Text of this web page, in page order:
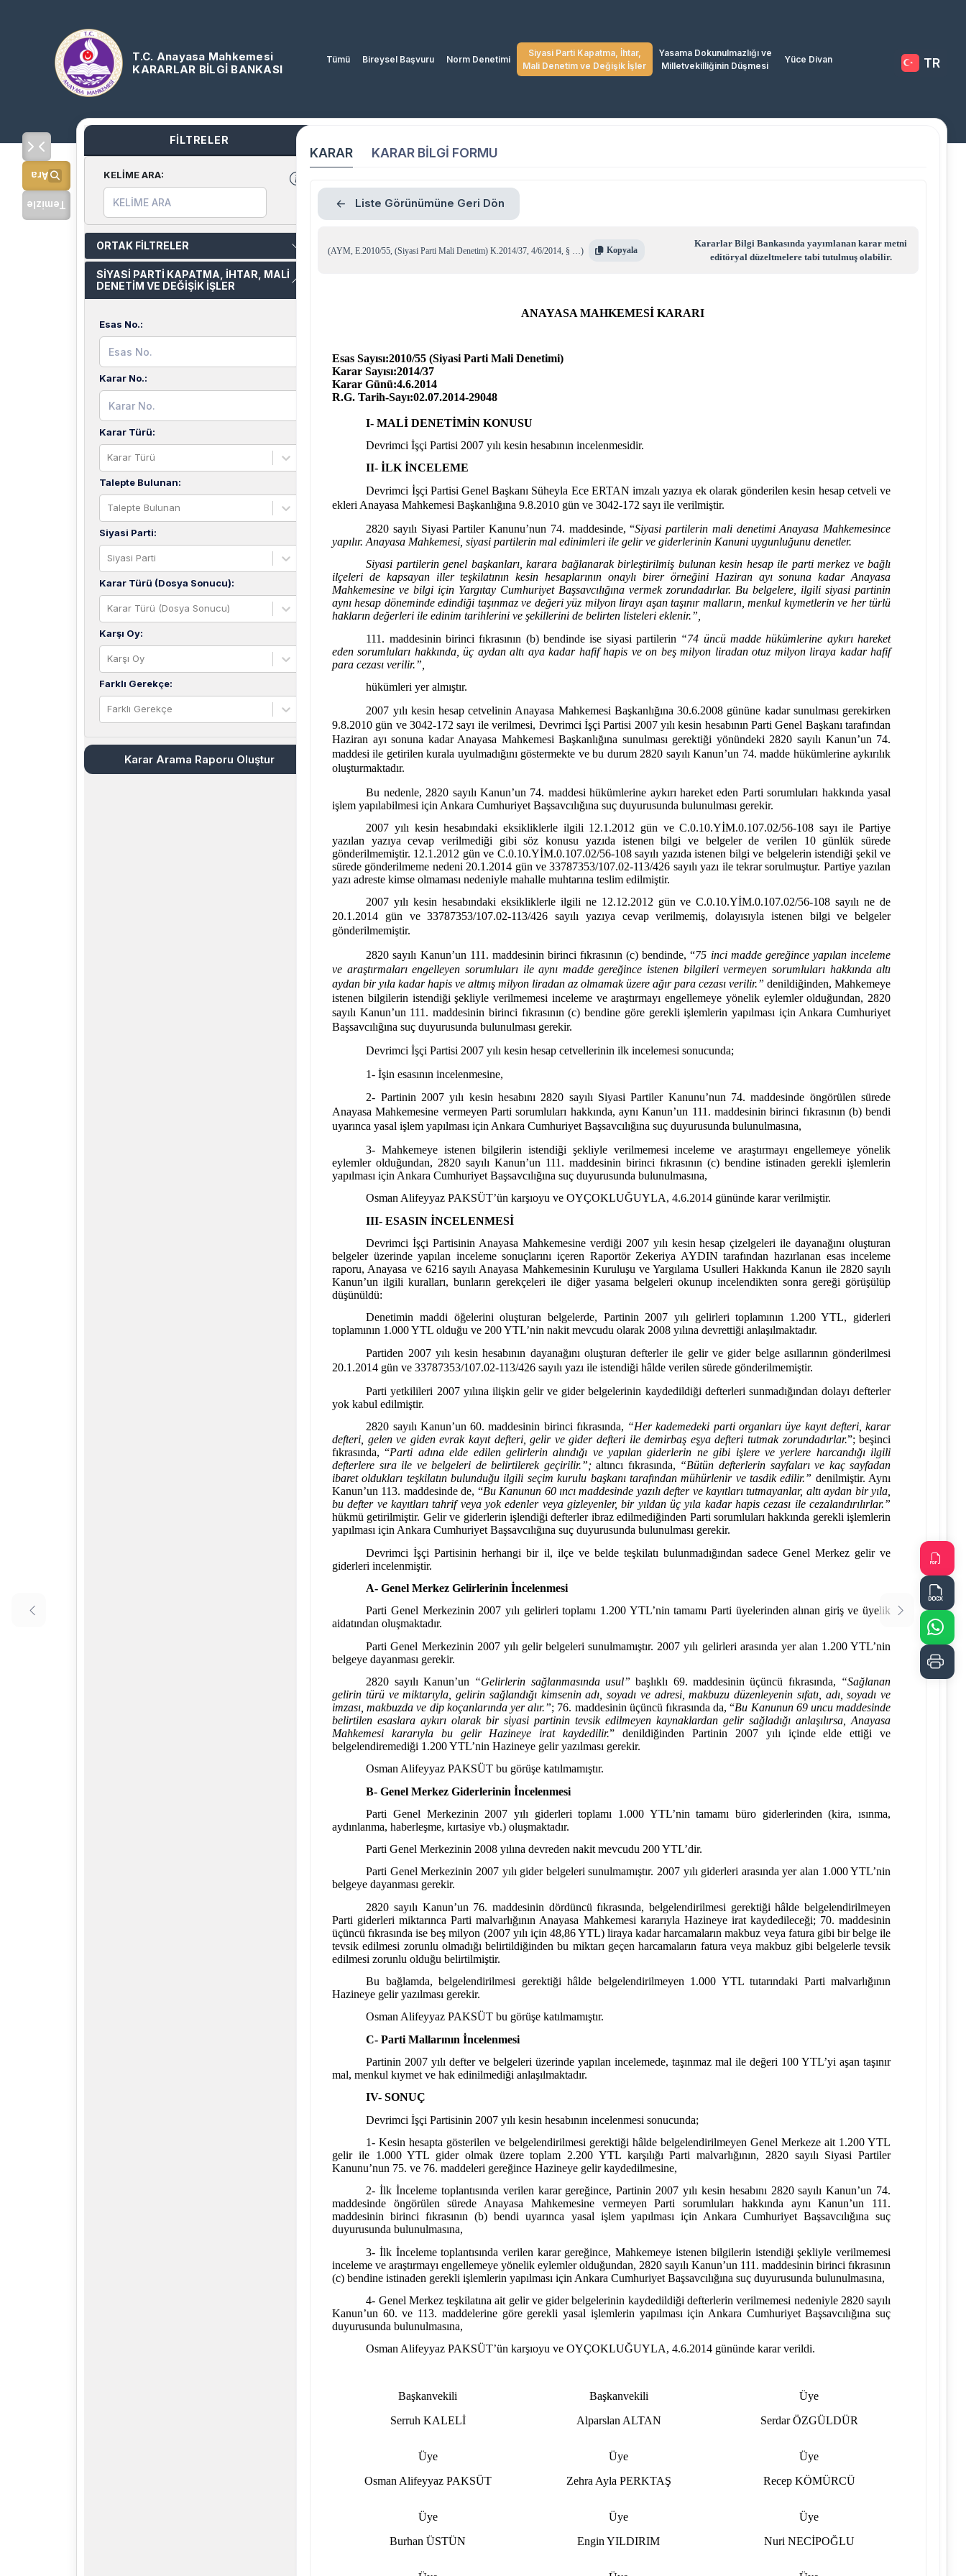
T.C. Anayasa Mahkemesi
KARARLAR BİLGİ BANKASI
Tümü Bireysel Başvuru Norm Denetimi
Siyasi Parti Kapatma, İhtar,
Mali Denetim ve Değişik İşler
Yasama Dokunulmazlığı ve
Milletvekilliğinin Düşmesi
Yüce Divan TR
Ara
Temizle
FİLTRELER
KELİME ARA:
ORTAK FİLTRELER
SİYASİ PARTİ KAPATMA, İHTAR, MALİ
DENETİM VE DEĞİŞİK İŞLER
Esas No.:
Karar No.:
Karar Türü:
Karar Türü
Talepte Bulunan:
Talepte Bulunan
Siyasi Parti:
Siyasi Parti
Karar Türü (Dosya Sonucu):
Karar Türü (Dosya Sonucu)
Karşı Oy:
Karşı Oy
Farklı Gerekçe:
Farklı Gerekçe
Karar Arama Raporu Oluştur
KARAR KARAR BİLGİ FORMU
Liste Görünümüne Geri Dön
(AYM, E.2010/55, (Siyasi Parti Mali Denetim) K.2014/37, 4/6/2014, § …) Kopyala
Kararlar Bilgi Bankasında yayımlanan karar metni
editöryal düzeltmelere tabi tutulmuş olabilir.